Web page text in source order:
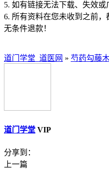
5. 如有链接无法下载、失效或
6. 所有资料在您未收到之前，
无条件退款！
道门学堂_道医网 » 芍药勾藤
道门学堂 VIP
分享到：
上一篇